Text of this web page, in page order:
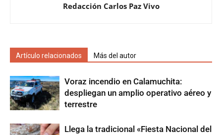
Redacción Carlos Paz Vivo
Artículo relacionados Más del autor
Voraz incendio en Calamuchita:
despliegan un amplio operativo aéreo y
terrestre
Llega la tradicional «Fiesta Nacional del